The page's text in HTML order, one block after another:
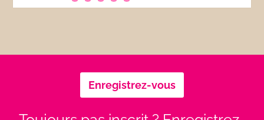
Enregistrez-vous